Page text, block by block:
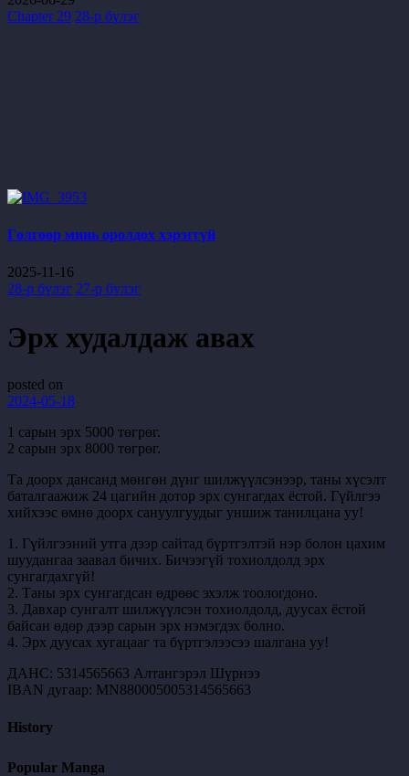
Chapter 29 28-р бүлэг
Гөлгөөр минь оролдох хэрэггүй
2025-11-16
28-р бүлэг 27-р бүлэг
Эрх худалдаж авах
posted on
2024-05-18
1 сарын эрх 5000 төгрөг.
2 сарын эрх 8000 төгрөг.
Та доорх дансанд мөнгөн дүнг шилжүүлсэнээр, таны хүсэлт
баталгаажиж 24 цагийн дотор эрх сунгагдах ёстой. Гүйлгээ
хийхээс өмнө доорх сануулгуудыг уншиж танилцана уу!
1. Гүйлгээний утга дээр сайтад бүртгэлтэй нэр болон цахим
шуудангаа заавал бичих. Бичээгүй тохиолдолд эрх
сунгагдахгүй!
2. Таны эрх сунгагдсан өдрөөс эхэлж тоологдоно.
3. Давхар сунгалт шилжүүлсэн тохиолдолд, дуусах ёстой
байсан өдөр дээр сарын эрх нэмэгдэх болно.
4. Эрх дуусах хугацааг та бүртгэлээсээ шалгана уу!
ДАНС: 5314565663 Алтангэрэл Шүрнээ
IBAN дугаар: MN880005005314565663
History
Popular Manga